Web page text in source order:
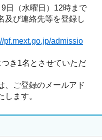
日（水曜日）12時まで
及び連絡先等を登録し
pf.mext.go.jp/admissio
き1名とさせていただ
、ご登録のメールアド